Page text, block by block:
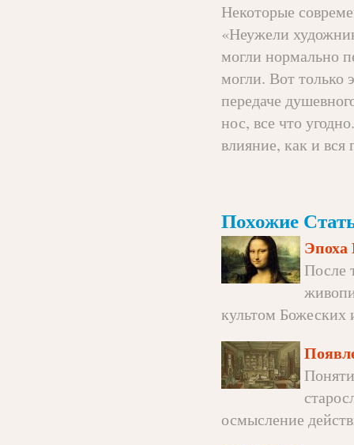
Некоторые
«Неужели
могли нормально
могли. Вот
передаче
нос, все что
влияние, как и вся
Похожие
Эпоха
После
культом Божеских
осмысление